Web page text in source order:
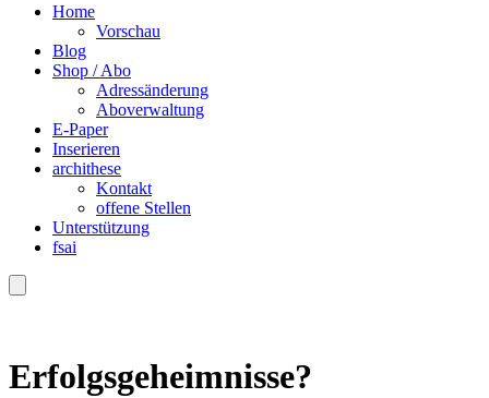
Home
Vorschau
Blog
Shop / Abo
Adressänderung
Aboverwaltung
E-Paper
Inserieren
archithese
Kontakt
offene Stellen
Unterstützung
fsai
Erfolgsgeheimnisse?